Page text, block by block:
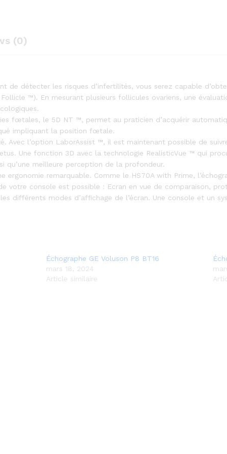
(0)
de détecter les risques d’infertilités, vous serez capable
™). En mesurant plusieurs follicules ovariens, une
fœtales, le 5D NT ™, permet au praticien d’acquérir
impliquant la position fœtale.
Avec l’option LaborAssist ™, il est maintenant possible de
Une fonction 3D avec la technologie RealisticVue ™ qui
meilleure perception de la profondeur.
ergonomie remarquable. Comme le HS70A with Prime,
votre console est possible : Ecran en vue de comparaison,
différents modes d’affichage de l’écran. Une console et un
Échographe GE Voluson P8 BT16
mars 18, 2024
Article similaire